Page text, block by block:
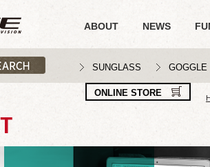
ABOUT NEWS
SUNGLASS GOGGLE
ONLINE STORE